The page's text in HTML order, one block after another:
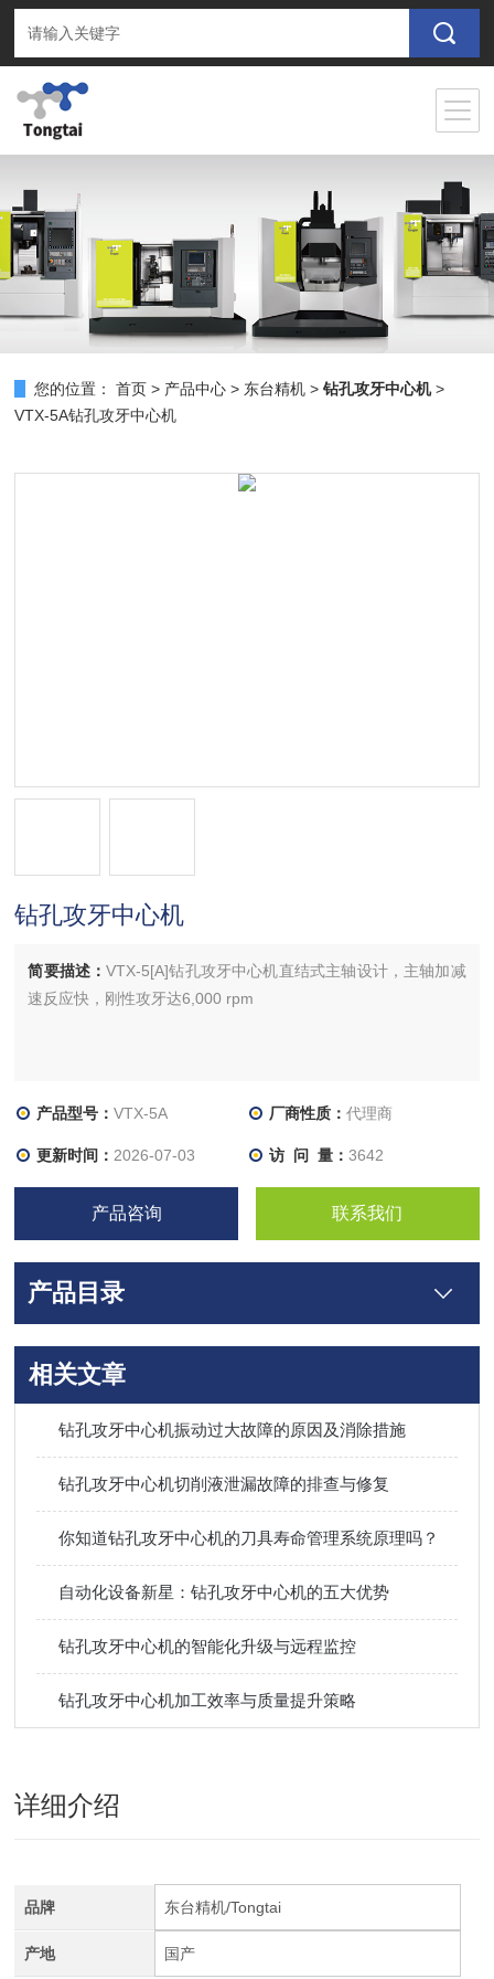
您的位置： 首页 > 产品中心 > 东台精机 >钻孔攻牙中心机>
VTX-5A钻孔攻牙中心机
钻孔攻牙中心机
简要描述：VTX-5[A]钻孔攻牙中心机直结式主轴设计，主轴加减
速反应快，刚性攻牙达6,000 rpm
产品型号：VTX-5A 厂商性质： 代理商
更新时间： 2026-07-03 访 问 量： 3642
产品咨询 联系我们
产品目录
相关文章
钻孔攻牙中心机振动过大故障的原因及消除措施
钻孔攻牙中心机切削液泄漏故障的排查与修复
你知道钻孔攻牙中心机的刀具寿命管理系统原理吗？
自动化设备新星：钻孔攻牙中心机的五大优势
钻孔攻牙中心机的智能化升级与远程监控
钻孔攻牙中心机加工效率与质量提升策略
详细介绍
品牌 东台精机/Tongtai
产地 国产